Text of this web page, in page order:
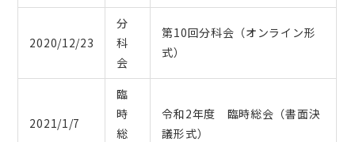
2020/12/23
分
科
会
第10回分科会（オンライン形
式）
2021/1/7
臨
時
総
令和2年度 臨時総会（書面決
議形式）